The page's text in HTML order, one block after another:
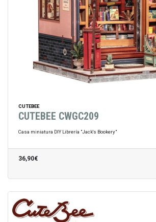
CUTEBEE
CUTEBEE CWGC209
Casa miniatura DIY Librería "Jack's Bookery"
36,90€